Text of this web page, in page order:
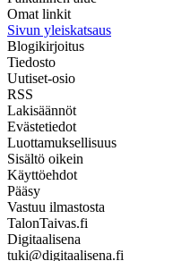
Omat linkit
Sivun yleiskatsaus
Blogikirjoitus
Tiedosto
Uutiset-osio
RSS
Lakisäännöt
Evästetiedot
Luottamuksellisuus
Sisältö oikein
Käyttöehdot
Pääsy
Vastuu ilmastosta
TalonTaivas.fi
Digitaalisena
tuki@digitaalisena.fi